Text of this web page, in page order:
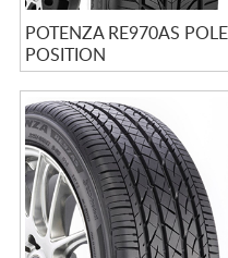
POTENZA RE970AS POLE
POSITION